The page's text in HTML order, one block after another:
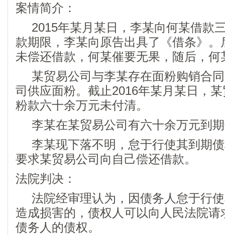
案情简介：
2015年某月某日，李某向何某借款
款期限，李某向原告出具了《借条》
未偿还借款，何某催要无果，随后，
某贸易公司与李某存在面粉购销合
司供应面粉。截止2016年某月某日，
粉款六十余万元未付清。
李某在某贸易公司有六十余万元到
李某现下落不明，怠于行使其到期
要求某贸易公司向自己偿还借款。
法院判决：
法院经审理认为，因债务人怠于行
造成损害的，债权人可以向人民法院
债务人的债权。